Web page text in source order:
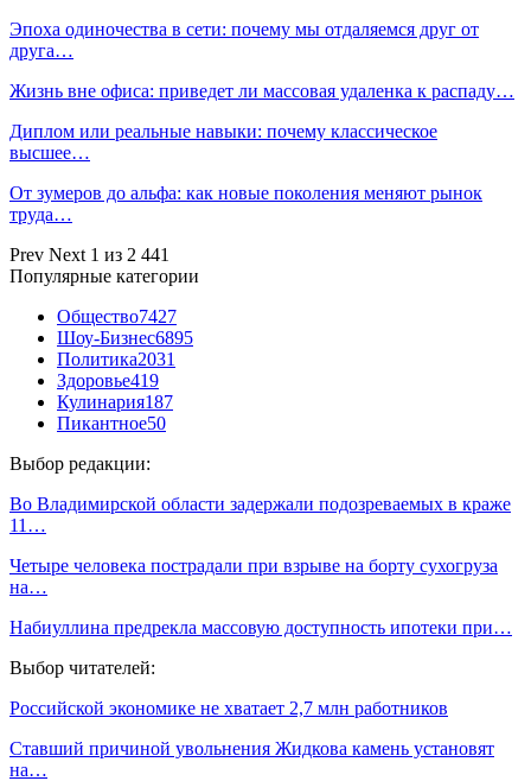
Эпоха одиночества в сети: почему мы отдаляемся друг от
друга…
Жизнь вне офиса: приведет ли массовая удаленка к распаду…
Диплом или реальные навыки: почему классическое
высшее…
От зумеров до альфа: как новые поколения меняют рынок
труда…
Prev Next 1 из 2 441
Популярные категории
Общество7427
Шоу-Бизнес6895
Политика2031
Здоровье419
Кулинария187
Пикантное50
Выбор редакции:
Во Владимирской области задержали подозреваемых в краже
11…
Четыре человека пострадали при взрыве на борту сухогруза
на…
Набиуллина предрекла массовую доступность ипотеки при…
Выбор читателей:
Российской экономике не хватает 2,7 млн работников
Ставший причиной увольнения Жидкова камень установят
на…